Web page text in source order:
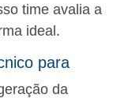
time avalia a
ideal.
para
da